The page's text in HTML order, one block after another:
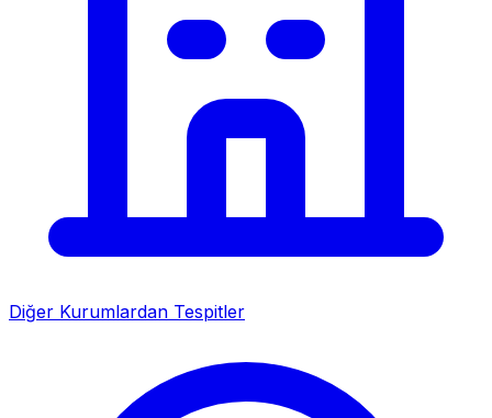
Diğer Kurumlardan Tespitler